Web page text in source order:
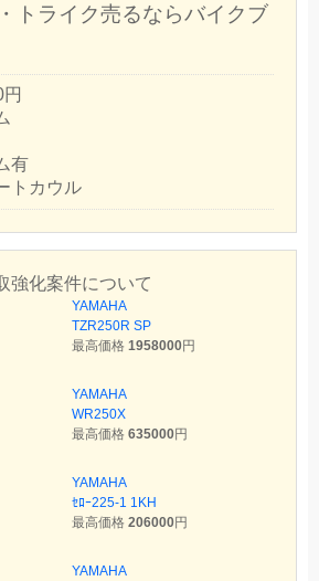
トライク売るならバイクブ
有
トカウル
強化案件について
YAMAHA
TZR250R SP
最高価格 1958000円
YAMAHA
WR250X
最高価格 635000円
YAMAHA
ｾﾛｰ225-1 1KH
最高価格 206000円
YAMAHA